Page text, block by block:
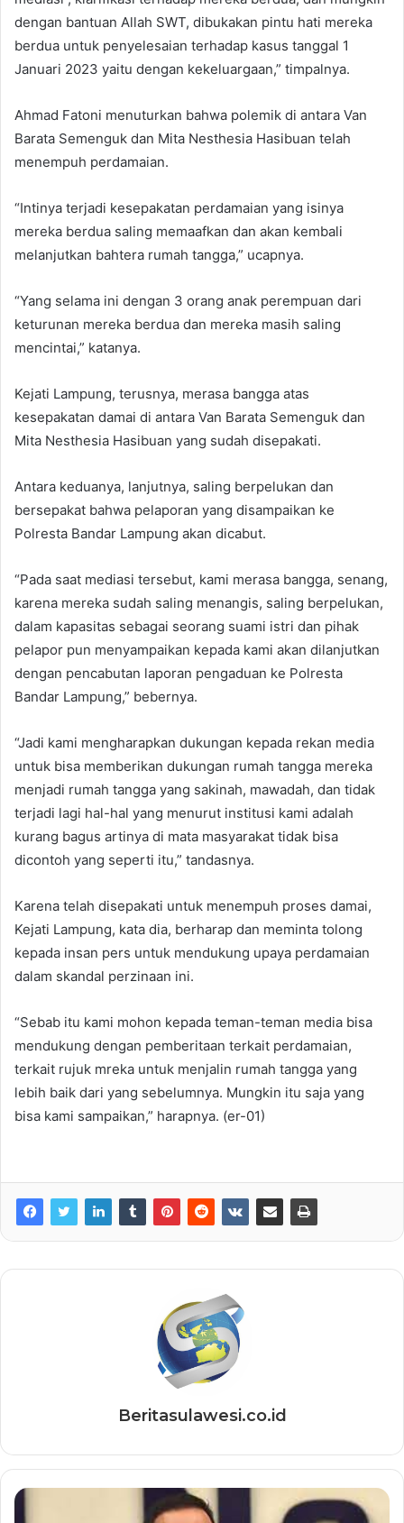
dengan bantuan Allah SWT, dibukakan pintu hati mereka
berdua untuk penyelesaian terhadap kasus tanggal 1
Januari 2023 yaitu dengan kekeluargaan,” timpalnya.
Ahmad Fatoni menuturkan bahwa polemik di antara Van
Barata Semenguk dan Mita Nesthesia Hasibuan telah
menempuh perdamaian.
“Intinya terjadi kesepakatan perdamaian yang isinya
mereka berdua saling memaafkan dan akan kembali
melanjutkan bahtera rumah tangga,” ucapnya.
“Yang selama ini dengan 3 orang anak perempuan dari
keturunan mereka berdua dan mereka masih saling
mencintai,” katanya.
Kejati Lampung, terusnya, merasa bangga atas
kesepakatan damai di antara Van Barata Semenguk dan
Mita Nesthesia Hasibuan yang sudah disepakati.
Antara keduanya, lanjutnya, saling berpelukan dan
bersepakat bahwa pelaporan yang disampaikan ke
Polresta Bandar Lampung akan dicabut.
“Pada saat mediasi tersebut, kami merasa bangga, senang,
karena mereka sudah saling menangis, saling berpelukan,
dalam kapasitas sebagai seorang suami istri dan pihak
pelapor pun menyampaikan kepada kami akan dilanjutkan
dengan pencabutan laporan pengaduan ke Polresta
Bandar Lampung,” bebernya.
“Jadi kami mengharapkan dukungan kepada rekan media
untuk bisa memberikan dukungan rumah tangga mereka
menjadi rumah tangga yang sakinah, mawadah, dan tidak
terjadi lagi hal-hal yang menurut institusi kami adalah
kurang bagus artinya di mata masyarakat tidak bisa
dicontoh yang seperti itu,” tandasnya.
Karena telah disepakati untuk menempuh proses damai,
Kejati Lampung, kata dia, berharap dan meminta tolong
kepada insan pers untuk mendukung upaya perdamaian
dalam skandal perzinaan ini.
“Sebab itu kami mohon kepada teman-teman media bisa
mendukung dengan pemberitaan terkait perdamaian,
terkait rujuk mreka untuk menjalin rumah tangga yang
lebih baik dari yang sebelumnya. Mungkin itu saja yang
bisa kami sampaikan,” harapnya. (er-01)
Beritasulawesi.co.id